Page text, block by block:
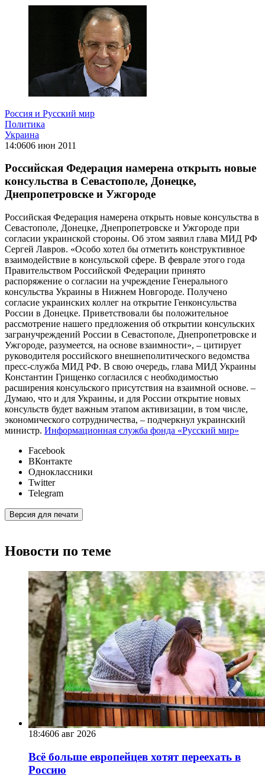
Россия и Русский мир
Политика
Украина
14:0606 июн 2011
Российская Федерация намерена открыть новые
консульства в Севастополе, Донецке,
Днепропетровске и Ужгороде
Российская Федерация намерена открыть новые консульства в
Севастополе, Донецке, Днепропетровске и Ужгороде при
согласии украинской стороны. Об этом заявил глава МИД РФ
Сергей Лавров. «Особо хотел бы отметить конструктивное
взаимодействие в консульской сфере. В феврале этого года
Правительством Российской Федерации принято
распоряжение о согласии на учреждение Генерального
консульства Украины в Нижнем Новгороде. Получено
согласие украинских коллег на открытие Генконсульства
России в Донецке. Приветствовали бы положительное
рассмотрение нашего предложения об открытии консульских
загранучреждений России в Севастополе, Днепропетровске и
Ужгороде, разумеется, на основе взаимности», – цитирует
руководителя российского внешнеполитического ведомства
пресс-служба МИД РФ. В свою очередь, глава МИД Украины
Константин Грищенко согласился с необходимостью
расширения консульского присутствия на взаимной основе. –
Думаю, что и для Украины, и для России открытие новых
консульств будет важным этапом активизации, в том числе,
экономического сотрудничества, – подчеркнул украинский
министр. Информационная служба фонда «Русский мир»
Facebook
ВКонтакте
Одноклассники
Twitter
Telegram
Версия для печати
Новости по теме
18:4606 авг 2026
Всё больше европейцев хотят переехать в
Россию